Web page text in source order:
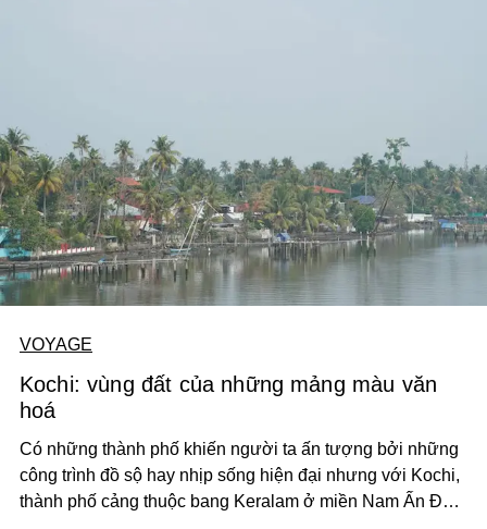
VOYAGE
Kochi: vùng đất của những mảng màu văn
hoá
Có những thành phố khiến người ta ấn tượng bởi những
công trình đồ sộ hay nhịp sống hiện đại nhưng với Kochi,
thành phố cảng thuộc bang Keralam ở miền Nam Ấn Độ,